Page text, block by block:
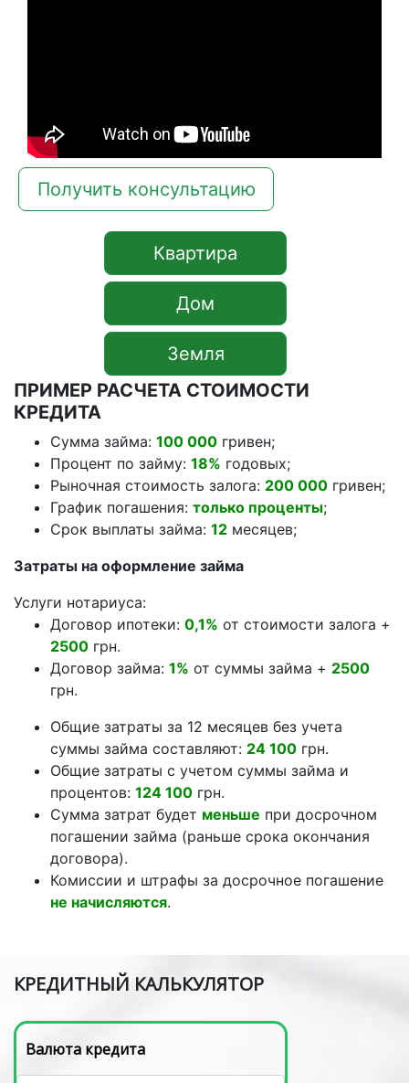
Получить консультацию
Квартира
Дом
Земля
ПРИМЕР РАСЧЕТА СТОИМОСТИ
КРЕДИТА
Сумма займа: 100 000 гривен;
Процент по займу: 18% годовых;
Рыночная стоимость залога: 200 000 гривен;
График погашения: только проценты;
Срок выплаты займа: 12 месяцев;
Затраты на оформление займа
Услуги нотариуса:
Договор ипотеки: 0,1% от стоимости залога +
2500 грн.
Договор займа: 1% от суммы займа + 2500
грн.
Общие затраты за 12 месяцев без учета
суммы займа составляют: 24 100 грн.
Общие затраты с учетом суммы займа и
процентов: 124 100 грн.
Сумма затрат будет меньше при досрочном
погашении займа (раньше срока окончания
договора).
Комиссии и штрафы за досрочное погашение
не начисляются.
КРЕДИТНЫЙ КАЛЬКУЛЯТОР
Валюта кредита